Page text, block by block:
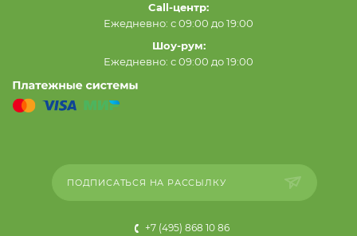
Call-центр:
Ежедневно: с 09:00 до 19:00
Шоу-рум:
Ежедневно: с 09:00 до 19:00
ПОДПИСАТЬСЯ НА РАССЫЛКУ
+7 (495) 868 10 86